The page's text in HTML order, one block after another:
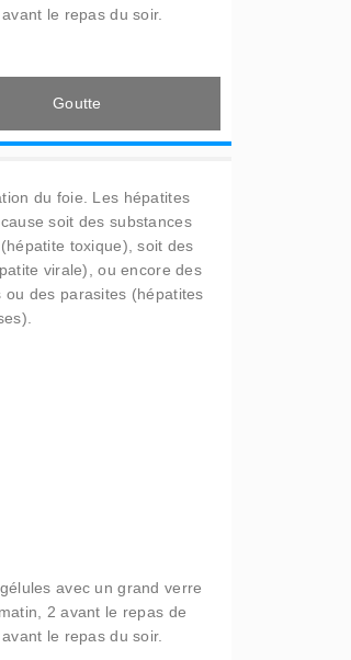
le repas du soir.
Goutte
du foie. Les hépatites
soit des substances
toxique), soit des
virale), ou encore des
ou des parasites (hépatites
avec un grand verre
2 avant le repas de
le repas du soir.